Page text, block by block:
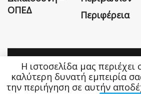
ΟΠΕΔ
Περιφέρεια
Η εταιρεία Όροι Χρήσης
Money&Life©
Η ιστοσελίδα μας περιέχει
καλύτερη δυνατή εμπειρία
την περιήγηση σε αυτήν